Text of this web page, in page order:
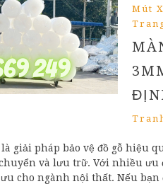
Mút
là giải pháp bảo vệ đồ gỗ hiệu
và lưu trữ. Với nhiều ưu
cho ngành nội thất. Nếu